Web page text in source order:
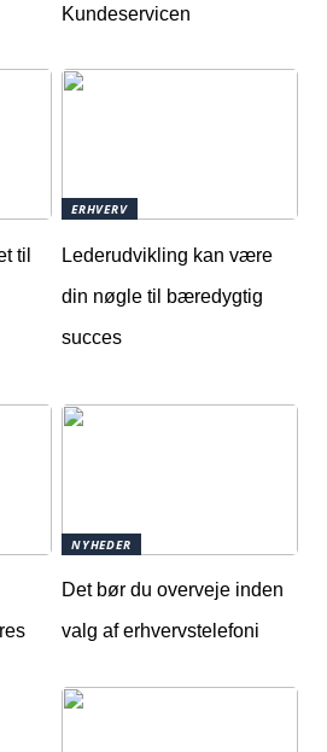
Kundeservicen
til
ERHVERV
Lederudvikling kan være
din nøgle til bæredygtig
succes
NYHEDER
Det bør du overveje inden
valg af erhvervstelefoni